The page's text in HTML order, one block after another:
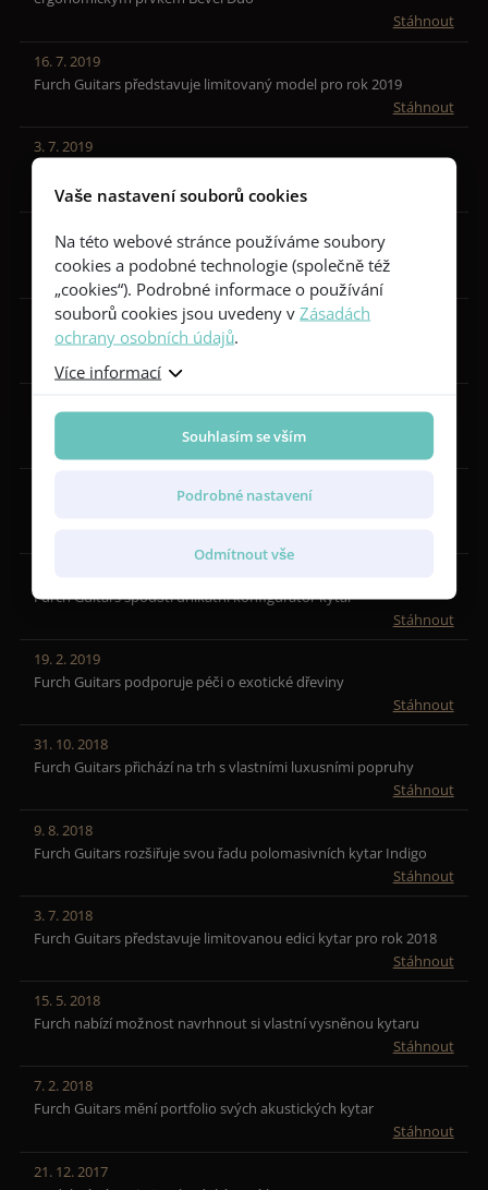
Stáhnout
16. 7. 2019
Furch Guitars představuje limitovaný model pro rok 2019
Stáhnout
3. 7. 2019
19. 6. 2019
Furch Guitars uvádí nové exotické modely z padouku
17. 5. 2019
Furch Guitars uvádí nové modely nejvyšší řady Red Series
Nové modely Furch Masters Choice - nechte se inspirovat mistry
Furch Guitars spouští unikátní konfigurátor kytar
Stáhnout
19. 2. 2019
Furch Guitars podporuje péči o exotické dřeviny
Stáhnout
31. 10. 2018
Furch Guitars přichází na trh s vlastními luxusními popruhy
Stáhnout
9. 8. 2018
Furch Guitars rozšiřuje svou řadu polomasivních kytar Indigo
Stáhnout
3. 7. 2018
Furch Guitars představuje limitovanou edici kytar pro rok 2018
Stáhnout
15. 5. 2018
Furch nabízí možnost navrhnout si vlastní vysněnou kytaru
Stáhnout
7. 2. 2018
Furch Guitars mění portfolio svých akustických kytar
Stáhnout
21. 12. 2017
Vaše nastavení souborů cookies
Na této webové stránce používáme soubory
cookies a podobné technologie (společně též
„cookies“). Podrobné informace o používání
souborů cookies jsou uvedeny vZásadách
ochrany osobních údajů.
Více informací
Souhlasím se vším
Podrobné nastavení
Odmítnout vše